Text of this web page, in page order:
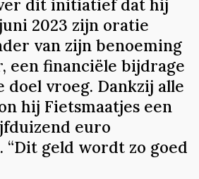
dit initiatief dat hij
2023 zijn oratie
van zijn benoeming
een financiële bijdrage
doel vroeg. Dankzij alle
hij Fietsmaatjes een
euro
“Dit geld wordt zo goed